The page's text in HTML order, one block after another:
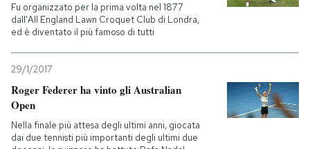
Fu organizzato per la prima volta nel 1877
dall'All England Lawn Croquet Club di Londra,
ed è diventato il più famoso di tutti
29/1/2017
Roger Federer ha vinto gli Australian
Open
Nella finale più attesa degli ultimi anni, giocata
dai due tennisti più importanti degli ultimi due